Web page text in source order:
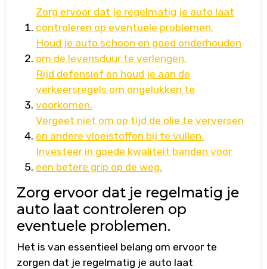
Zorg ervoor dat je regelmatig je auto laat
controleren op eventuele problemen.
Houd je auto schoon en goed onderhouden
om de levensduur te verlengen.
Rijd defensief en houd je aan de
verkeersregels om ongelukken te
voorkomen.
Vergeet niet om op tijd de olie te verversen
en andere vloeistoffen bij te vullen.
Investeer in goede kwaliteit banden voor
een betere grip op de weg.
Zorg ervoor dat je regelmatig je
auto laat controleren op
eventuele problemen.
Het is van essentieel belang om ervoor te
zorgen dat je regelmatig je auto laat